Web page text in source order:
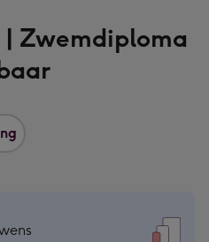
Zwemdiploma